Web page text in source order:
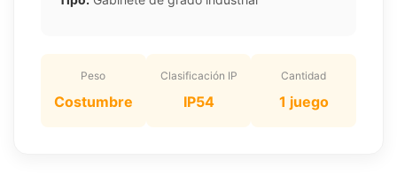
Peso
Costumbre
Clasificación IP
IP54
Cantidad
1 juego